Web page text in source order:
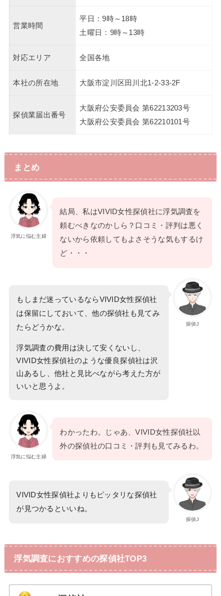
営業時間
平日：9時～18時
土曜日：9時～13時
対応エリア 全国各地
本社の所在地 大阪市淀川区田川北1-2-33-2F
探偵業届出番号
大阪府公安委員会 第62213203号
大阪府公安委員会 第62210101号
まとめ
浮気に悩む主婦
結局、私はVIVID女性探偵社に浮気調査を
頼むべきなのかしら？口コミ・評判は悪く
ないから依頼してもよさそうな気もするけ
ど・・・
探偵J
もしまだ迷っているならVIVID女性探偵社
は保留にしておいて、他の探偵社も見てみ
たらどうかな。
浮気調査の費用は決して安くないし、
VIVID女性探偵社のような優良探偵社は沢
山あるし、他社と見比べながら考えた方が
いいと思うよ。
浮気に悩む主婦
わかったわ。じゃあ、VIVID女性探偵社以
外の探偵社の口コミ・評判も見てみるわ。
探偵J
VIVID女性探偵社よりもピッタリな探偵社
が見つかるといいね。
浮気調査におすすめの探偵社TOP3